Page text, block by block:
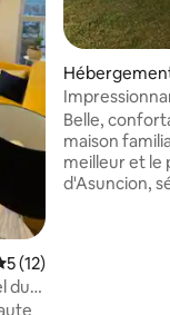
moyenne
5 (12)
du
Bo San
Belle,
maison
meilleur et le
d'Asuncion,